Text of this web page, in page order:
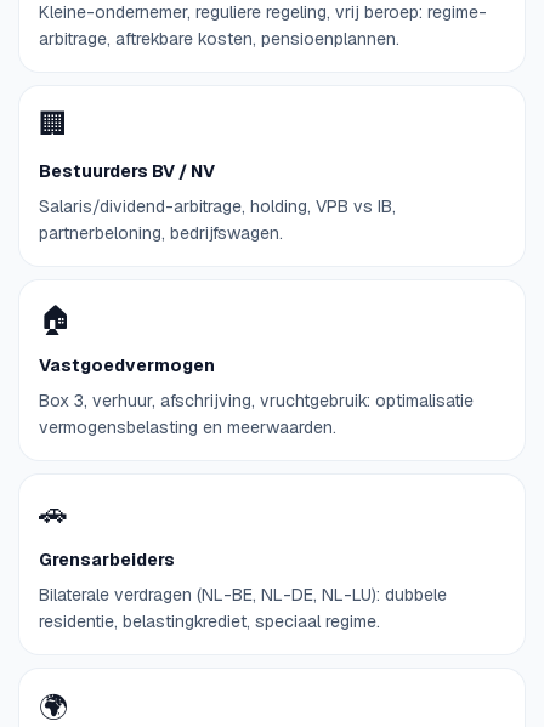
Kleine-ondernemer, reguliere regeling, vrij beroep: regime-
arbitrage, aftrekbare kosten, pensioenplannen.
🏢
Bestuurders BV / NV
Salaris/dividend-arbitrage, holding, VPB vs IB,
partnerbeloning, bedrijfswagen.
🏠
Vastgoedvermogen
Box 3, verhuur, afschrijving, vruchtgebruik: optimalisatie
vermogensbelasting en meerwaarden.
🚗
Grensarbeiders
Bilaterale verdragen (NL-BE, NL-DE, NL-LU): dubbele
residentie, belastingkrediet, speciaal regime.
🌍